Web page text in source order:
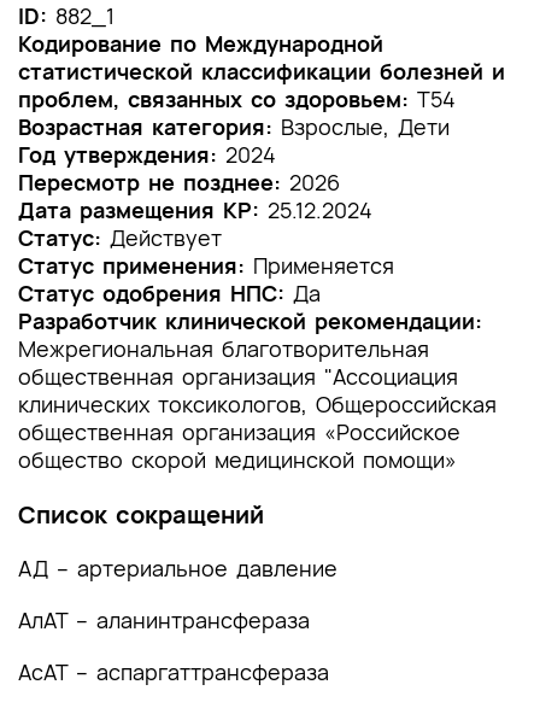
1. Краткая информация по заболеванию или
состоянию (группы заболеваний или
состояний)
1.1 Определение заболевания или состояния
(группы заболеваний или состояний)
1.2 Этиология и патогенез заболевания или
состояния (группы заболеваний или
состояний)
1.3 Эпидемиология заболевания или состояния
(группы заболеваний или состояний)
1.4 Особенности кодирования заболевания или
состояния (группы заболеваний или
состояний) по Международной
проблем, связанных со здоровьем
1.5 Классификация заболевания или состояния
(группы заболеваний или состояний)
1.6 Клиническая картина заболевания или
состояния (группы заболеваний или
состояний)
ID: 882_1
Кодирование по Международной
статистической классификации болезней и
проблем, связанных со здоровьем: T54
Возрастная категория: Взрослые, Дети
Год утверждения: 2024
Пересмотр не позднее: 2026
Дата размещения КР: 25.12.2024
Статус: Действует
Статус применения: Применяется
Статус одобрения НПС: Да
Разработчик клинической рекомендации:
Межрегиональная благотворительная
общественная организация "Ассоциация
клинических токсикологов, Общероссийская
общественная организация «Российское
общество скорой медицинской помощи»
Список сокращений
АД – артериальное давление
АлАТ – аланинтрансфераза
АсАТ – аспаргаттрансфераза